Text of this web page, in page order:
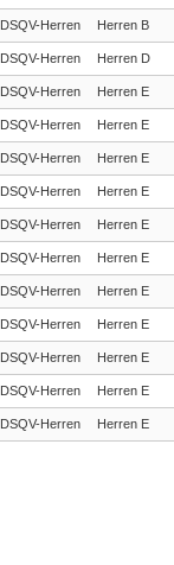
DSQV-Herren Herren B
DSQV-Herren Herren D
DSQV-Herren Herren E
DSQV-Herren Herren E
DSQV-Herren Herren E
DSQV-Herren Herren E
DSQV-Herren Herren E
DSQV-Herren Herren E
DSQV-Herren Herren E
DSQV-Herren Herren E
DSQV-Herren Herren E
DSQV-Herren Herren E
DSQV-Herren Herren E